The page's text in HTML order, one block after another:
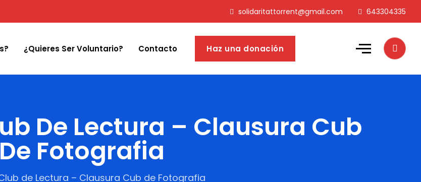
643304335
solidaritattorrent@gmail.com
¿Quieres Ser Voluntario? Contacto Haz una donación
De Lectura – Clausura Cub
De Fotografia
de Lectura – Clausura Cub de Fotografia